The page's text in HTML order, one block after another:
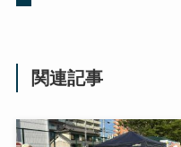
関連記事